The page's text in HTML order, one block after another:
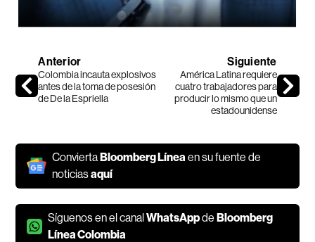
Anterior
Colombia incauta explosivos
antes de la toma de posesión
de De la Espriella
Siguiente
América Latina requiere
cuatro trabajadores para
producir lo mismo que un
estadounidense
ConviertaBloomberg Línea en su fuente de
noticiasaquí
Síguenos en el canalWhatsAppdeBloomberg
Línea Colombia